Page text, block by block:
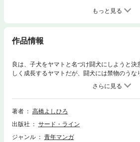
もっと見る
作品情報
良は、子犬をヤマトと名づけ闘犬にしようと決
しく成長するヤマトだが、闘犬には禁物のうな
トを大蛇と対決させるのだが…!?
著者
高橋よしひろ
出版社
サード・ライン
ジャンル
青年マンガ